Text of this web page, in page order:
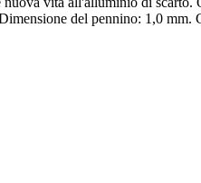
del pennino: 1,0